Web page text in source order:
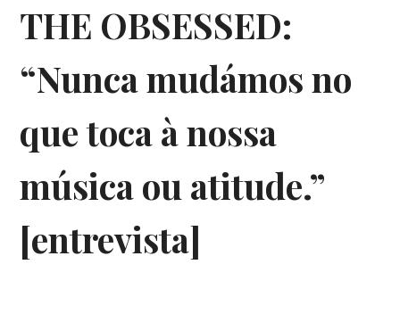
THE OBSESSED:
“Nunca mudámos no
que toca à nossa
música ou atitude.”
[entrevista]